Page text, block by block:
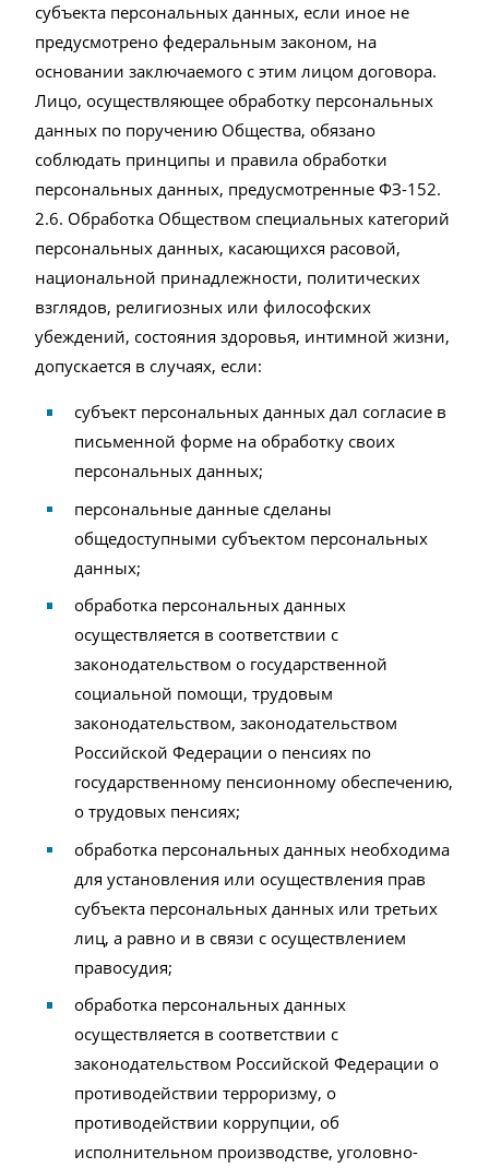
субъекта персональных данных, если иное не
предусмотрено федеральным законом, на
основании заключаемого с этим лицом договора.
Лицо, осуществляющее обработку персональных
данных по поручению Общества, обязано
соблюдать принципы и правила обработки
персональных данных, предусмотренные ФЗ-152.
2.6. Обработка Обществом специальных категорий
персональных данных, касающихся расовой,
национальной принадлежности, политических
взглядов, религиозных или философских
убеждений, состояния здоровья, интимной жизни,
допускается в случаях, если:
субъект персональных данных дал согласие в
письменной форме на обработку своих
персональных данных;
персональные данные сделаны
общедоступными субъектом персональных
данных;
обработка персональных данных
осуществляется в соответствии с
законодательством о государственной
социальной помощи, трудовым
законодательством, законодательством
Российской Федерации о пенсиях по
государственному пенсионному обеспечению,
о трудовых пенсиях;
обработка персональных данных необходима
для установления или осуществления прав
субъекта персональных данных или третьих
лиц, а равно и в связи с осуществлением
правосудия;
обработка персональных данных
осуществляется в соответствии с
законодательством Российской Федерации о
противодействии терроризму, о
противодействии коррупции, об
исполнительном производстве, уголовно-